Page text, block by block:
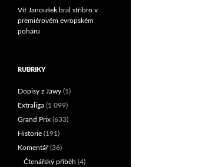
Vít Janoušek bral stříbro v
premiérovém evropském
poháru
RUBRIKY
Dopisy z Jawy (1)
Extraliga (1 099)
Grand Prix (633)
Historie (191)
Komentář(36)
Čtenářský příběh (4)